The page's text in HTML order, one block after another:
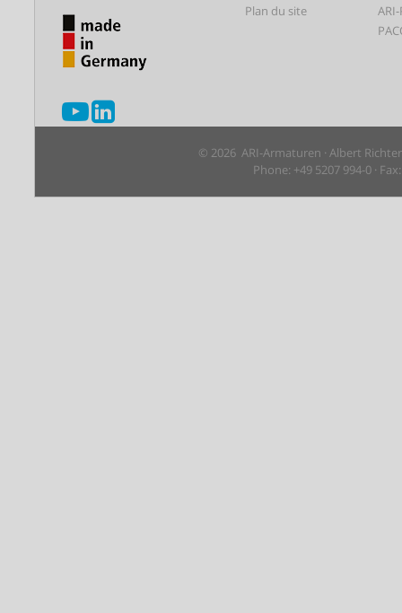
Plan du site
© 2026 ARI-Armaturen · Albert
Phone: +49 5207 994-0 ·